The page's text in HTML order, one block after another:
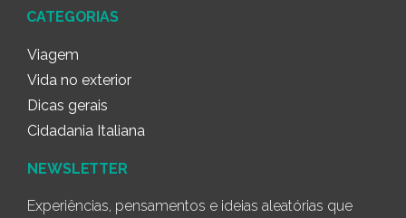
CATEGORIAS
Viagem
Vida no exterior
Dicas gerais
Cidadania Italiana
NEWSLETTER
Experiências, pensamentos e ideias aleatórias que